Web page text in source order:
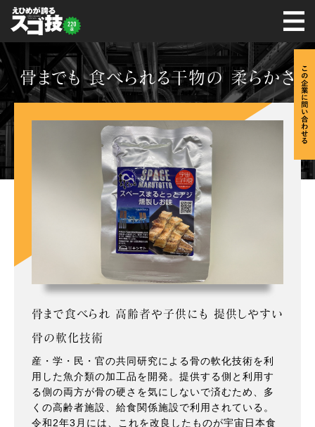
骨までも 食べられる干物の 柔らかさ
骨まで食べられ 高齢者や子供にも 提供しやすい
骨の軟化技術
産・学・民・官の共同研究による骨の軟化技術を利
用した魚介類の加工品を開発。提供する側と利用す
る側の両方が骨の硬さを気にしないで済むため、多
くの高齢者施設、給食関係施設で利用されている。
令和2年3月には、これを改良したものが宇宙日本食